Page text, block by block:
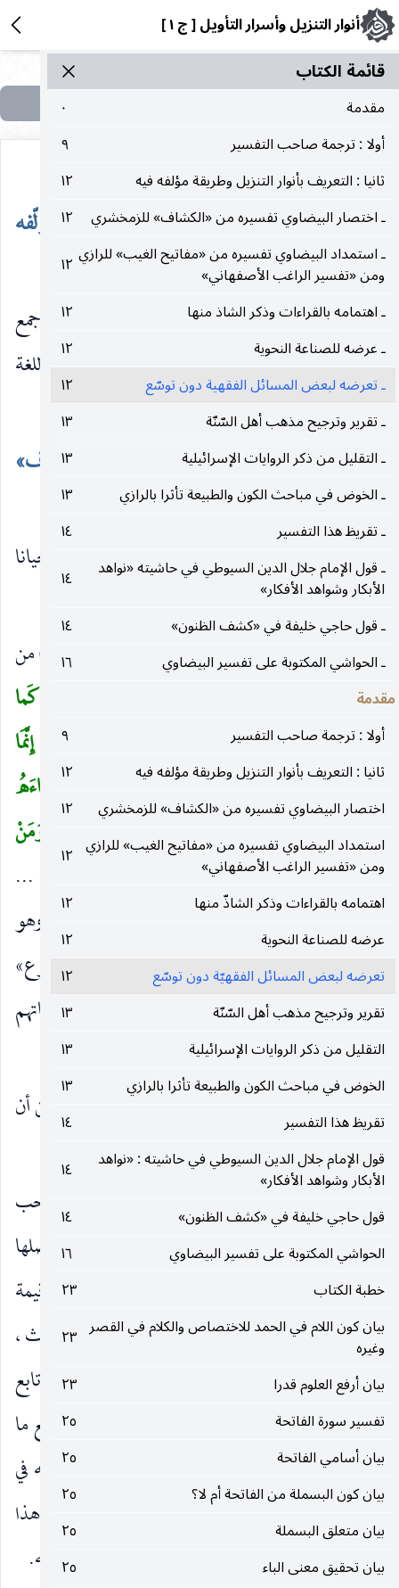
أنوار التنزيل وأسرار التأويل [ ج ١ ]
قائمة الکتاب
مقدمة
٠
أولا : ترجمة صاحب التفسير
٩
ثانيا : التعريف بأنوار التنزيل وطريقة مؤلفه فيه
١٢
ـ اختصار البيضاوي تفسيره من «الكشاف» للزمخشري
١٢
ـ استمداد البيضاوي تفسيره من «مفاتيح الغيب» للرازي
ومن «تفسير الراغب الأصفهاني»
١٢
ـ اهتمامه بالقراءات وذكر الشاذ منها
١٢
ـ عرضه للصناعة النحوية
١٢
ـ تعرضه لبعض المسائل الفقهية دون توسّع
١٢
ـ تقرير وترجيح مذهب أهل السّنّة
١٣
ـ التقليل من ذكر الروايات الإسرائيلية
١٣
ـ الخوض في مباحث الكون والطبيعة تأثرا بالرازي
١٣
ـ تقريظ هذا التفسير
١٤
ـ قول الإمام جلال الدين السيوطي في حاشيته «نواهد
الأبكار وشواهد الأفكار»
١٤
ـ قول حاجي خليفة في «كشف الظنون»
١٤
ـ الحواشي المكتوبة على تفسير البيضاوي
١٦
مقدمة
أولا : ترجمة صاحب التفسير
٩
ثانيا : التعريف بأنوار التنزيل وطريقة مؤلفه فيه
١٢
اختصار البيضاوي تفسيره من «الكشاف» للزمخشري
١٢
استمداد البيضاوي تفسيره من «مفاتيح الغيب» للرازي
ومن «تفسير الراغب الأصفهاني»
١٢
اهتمامه بالقراءات وذكر الشاذّ منها
١٢
عرضه للصناعة النحوية
١٢
تعرضه لبعض المسائل الفقهيّة دون توسّع
١٢
تقرير وترجيح مذهب أهل السّنّة
١٣
التقليل من ذكر الروايات الإسرائيلية
١٣
الخوض في مباحث الكون والطبيعة تأثرا بالرازي
١٣
تقريظ هذا التفسير
١٤
قول الإمام جلال الدين السيوطي في حاشيته : «نواهد
الأبكار وشواهد الأفكار»
١٤
قول حاجي خليفة في «كشف الظنون»
١٤
الحواشي المكتوبة على تفسير البيضاوي
١٦
خطبة الكتاب
٢٣
بيان كون اللام في الحمد للاختصاص والكلام في القصر
وغيره
٢٣
بيان أرفع العلوم قدرا
٢٣
تفسير سورة الفاتحة
٢٥
بيان أسامي الفاتحة
٢٥
بيان كون البسملة من الفاتحة أم لا؟
٢٥
بيان متعلق البسملة
٢٥
بيان تحقيق معنى الباء
٢٥
ثانيا : التعريف بأنوار التنزيل وطريقة مؤلّفه
فيه(١)
تفسير العلامة البيضاوي ، تفسير متوسط الحجم ، جمع
فيه صاحبه بين التفسير والتأويل ، على مقتضى قواعد اللغة
العربية ، وقرر فيه الأدلة على أصول أهل السنة.
وقد اختصر البيضاوي تفسيره من «الكشاف»
للزمخشري.
ولكنه ترك ما فيه من اعتزالات ، وإن كان أحيانا
يذهب إلى ما ذهب إليه صاحب «الكشاف».
ومن ذلك أنه عند ما فسر قوله تعالى في الآية (٢٧٥) من
سورة البقرة :
الَّذِينَ يَأْكُلُونَ الرِّبا لا يَقُومُونَ إِلَّا كَما
يَقُومُ الَّذِي يَتَخَبَّطُهُ الشَّيْطانُ مِنَ الْمَسِّ ذلِكَ بِأَنَّهُمْ قالُوا إِنَّمَا
الْبَيْعُ مِثْلُ الرِّبا وَأَحَلَّ اللهُ الْبَيْعَ وَحَرَّمَ الرِّبا فَمَنْ جاءَهُ
مَوْعِظَةٌ مِنْ رَبِّهِ فَانْتَهى فَلَهُ ما سَلَفَ وَأَمْرُهُ إِلَى اللهِ وَمَنْ
عادَ فَأُولئِكَ أَصْحابُ النَّارِ هُمْ فِيها خالِدُونَ
(٢٧٥) ...
الآية ، وجدناه يقول : «إلّا قياما كقيام المصروع ، وهو
وارد على ما يزعمون أن الشيطان يخبط الإنسان فيصرع»
.. ثم يفسّر المس بالجنون ويقول «وهذا أيضا من زعماتهم
أن الجني يمس الرجل فيختلط عقله».
ولا شك أن هذا موافق لما ذهب إليه الزمخشري من أن
الجن لا تسلّط لها على الإنسان إلا بالوسوسة والإغواء.
كما أننا نجد البيضاوي قد وقع فيما وقع فيه صاحب
«الكشاف» ، من ذكره في نهاية كل سورة حديثا في فضلها
وما لقارئها من الثواب والأجر عند الله ، وقد عرفنا قيمة
هذه الأحاديث ، وقلنا إنها موضوعة باتفاق أهل الحديث ،
ولست أعرف كيف اغتربها البيضاوي فرواها وتابع
الزمخشري في ذكرها عند آخر تفسيره لكل سورة ، مع ما
له من مكانة علمية ، وسيأتي اعتذار بعض الناس عنه في
ذلك ، وإن كان اعتذارا ضعيفا ، لا يكفي لتبرير هذا
العمل الذي لا يليق بعالم كالبيضاوي له قيمته ومكانته.